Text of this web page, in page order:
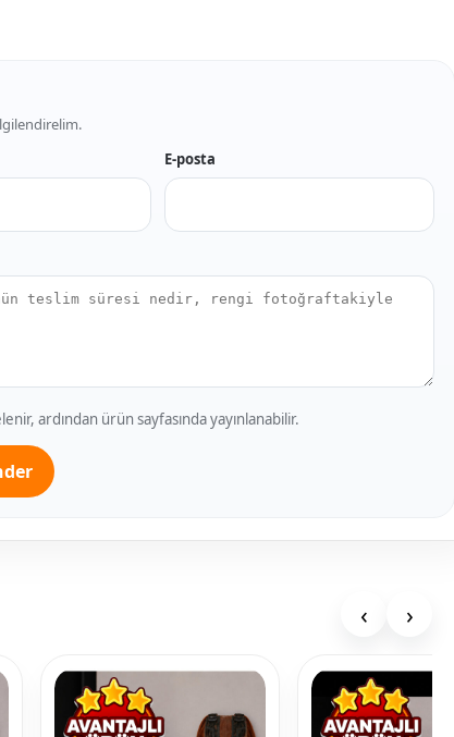
E-posta
ardından ürün sayfasında yayınlanabilir.
‹ ›